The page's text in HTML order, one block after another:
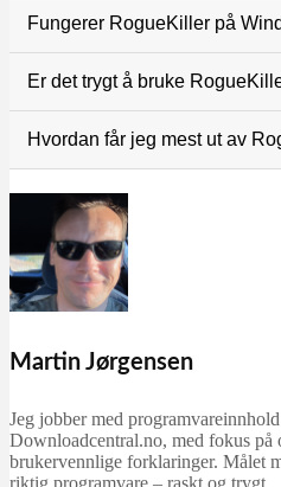
Nei, programmet er best til å
Fungerer RogueKiller på
Ja, vi testede det selv på
Er det trygt å bruke
Ja, RogueKiller kan fint kjøre
Hvordan får jeg mest ut av
Lukk andre programmer, kjør
administrator, og lagre alltid
resultater og kan enkelt få
Martin Jørgensen
Jeg jobber med
Downloadcentral.no, med fokus på
brukervennlige forklaringer. Målet
riktig programvare – raskt og trygt.